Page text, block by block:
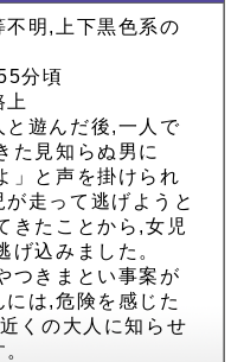
不明,上下黒色系の
分頃
上
と遊んだ後,一人で
た見知らぬ男に
」と声を掛けられ
走って逃げようと
きたことから,女児
げ込みました。
つきまとい事案が
は,危険を感じた
くの大人に知らせ